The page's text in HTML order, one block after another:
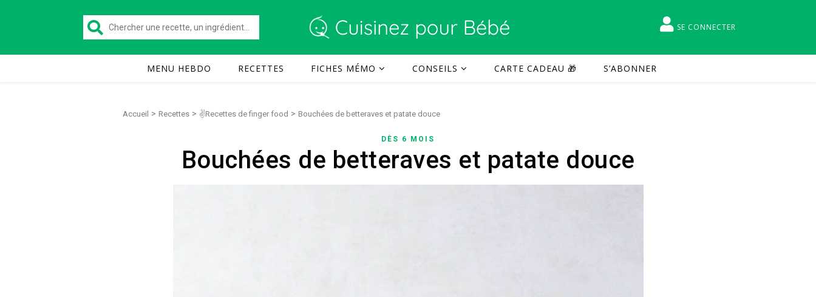
SE CONNECTER
MENU HEBDO RECETTES FICHES MÉMO CONSEILS CARTE CADEAU 🎁 S’ABONNER
Accueil > Recettes > ✌Recettes de finger food > Bouchées de betteraves et patate douce
DÈS 6 MOIS
Bouchées de betteraves et patate douce